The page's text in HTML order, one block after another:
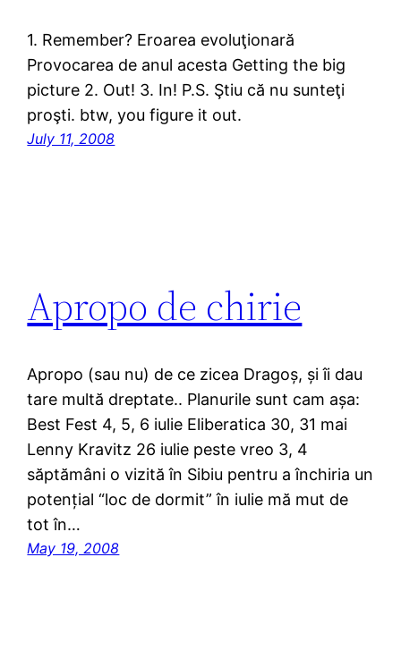
1. Remember? Eroarea evoluţionară
Provocarea de anul acesta Getting the big
picture 2. Out! 3. In! P.S. Ştiu că nu sunteţi
proşti. btw, you figure it out.
July 11, 2008
Apropo de chirie
Apropo (sau nu) de ce zicea Dragoș, și îi dau
tare multă dreptate.. Planurile sunt cam așa:
Best Fest 4, 5, 6 iulie Eliberatica 30, 31 mai
Lenny Kravitz 26 iulie peste vreo 3, 4
săptămâni o vizită în Sibiu pentru a închiria un
potențial “loc de dormit” în iulie mă mut de
tot în…
May 19, 2008